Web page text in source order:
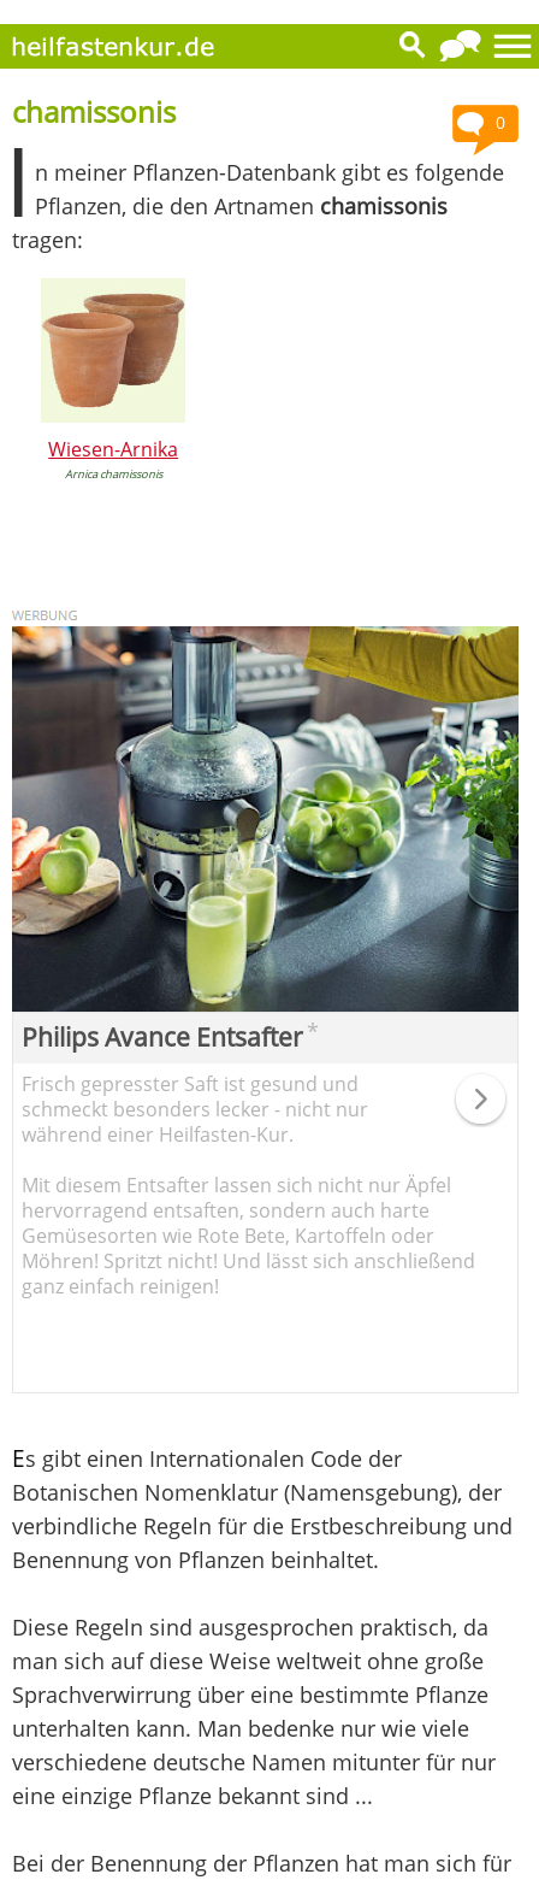
0
chamissonis
I n meiner Pflanzen-Datenbank gibt es folgende
Pflanzen, die den Artnamen chamissonis
tragen:
Wiesen-Arnika
Arnica chamissonis
Philips Avance Entsafter*
Frisch gepresster Saft ist gesund und
schmeckt besonders lecker - nicht nur
während einer Heilfasten-Kur.
Mit diesem Entsafter lassen sich nicht nur Äpfel
hervorragend entsaften, sondern auch harte
Gemüsesorten wie Rote Bete, Kartoffeln oder
Möhren! Spritzt nicht! Und lässt sich anschließend
ganz einfach reinigen!
Es gibt einen Internationalen Code der
Botanischen Nomenklatur (Namensgebung), der
verbindliche Regeln für die Erstbeschreibung und
Benennung von Pflanzen beinhaltet.
Diese Regeln sind ausgesprochen praktisch, da
man sich auf diese Weise weltweit ohne große
Sprachverwirrung über eine bestimmte Pflanze
unterhalten kann. Man bedenke nur wie viele
verschiedene deutsche Namen mitunter für nur
eine einzige Pflanze bekannt sind ...
Bei der Benennung der Pflanzen hat man sich für